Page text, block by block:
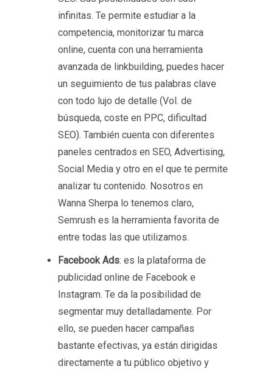
infinitas. Te permite estudiar a la
competencia, monitorizar tu marca
online, cuenta con una herramienta
avanzada de linkbuilding, puedes hacer
un seguimiento de tus palabras clave
con todo lujo de detalle (Vol. de
búsqueda, coste en PPC, dificultad
SEO). También cuenta con diferentes
paneles centrados en SEO, Advertising,
Social Media y otro en el que te permite
analizar tu contenido. Nosotros en
Wanna Sherpa lo tenemos claro,
Semrush es la herramienta favorita de
entre todas las que utilizamos.
Facebook Ads: es la plataforma de
publicidad online de Facebook e
Instagram. Te da la posibilidad de
segmentar muy detalladamente. Por
ello, se pueden hacer campañas
bastante efectivas, ya están dirigidas
directamente a tu público objetivo y